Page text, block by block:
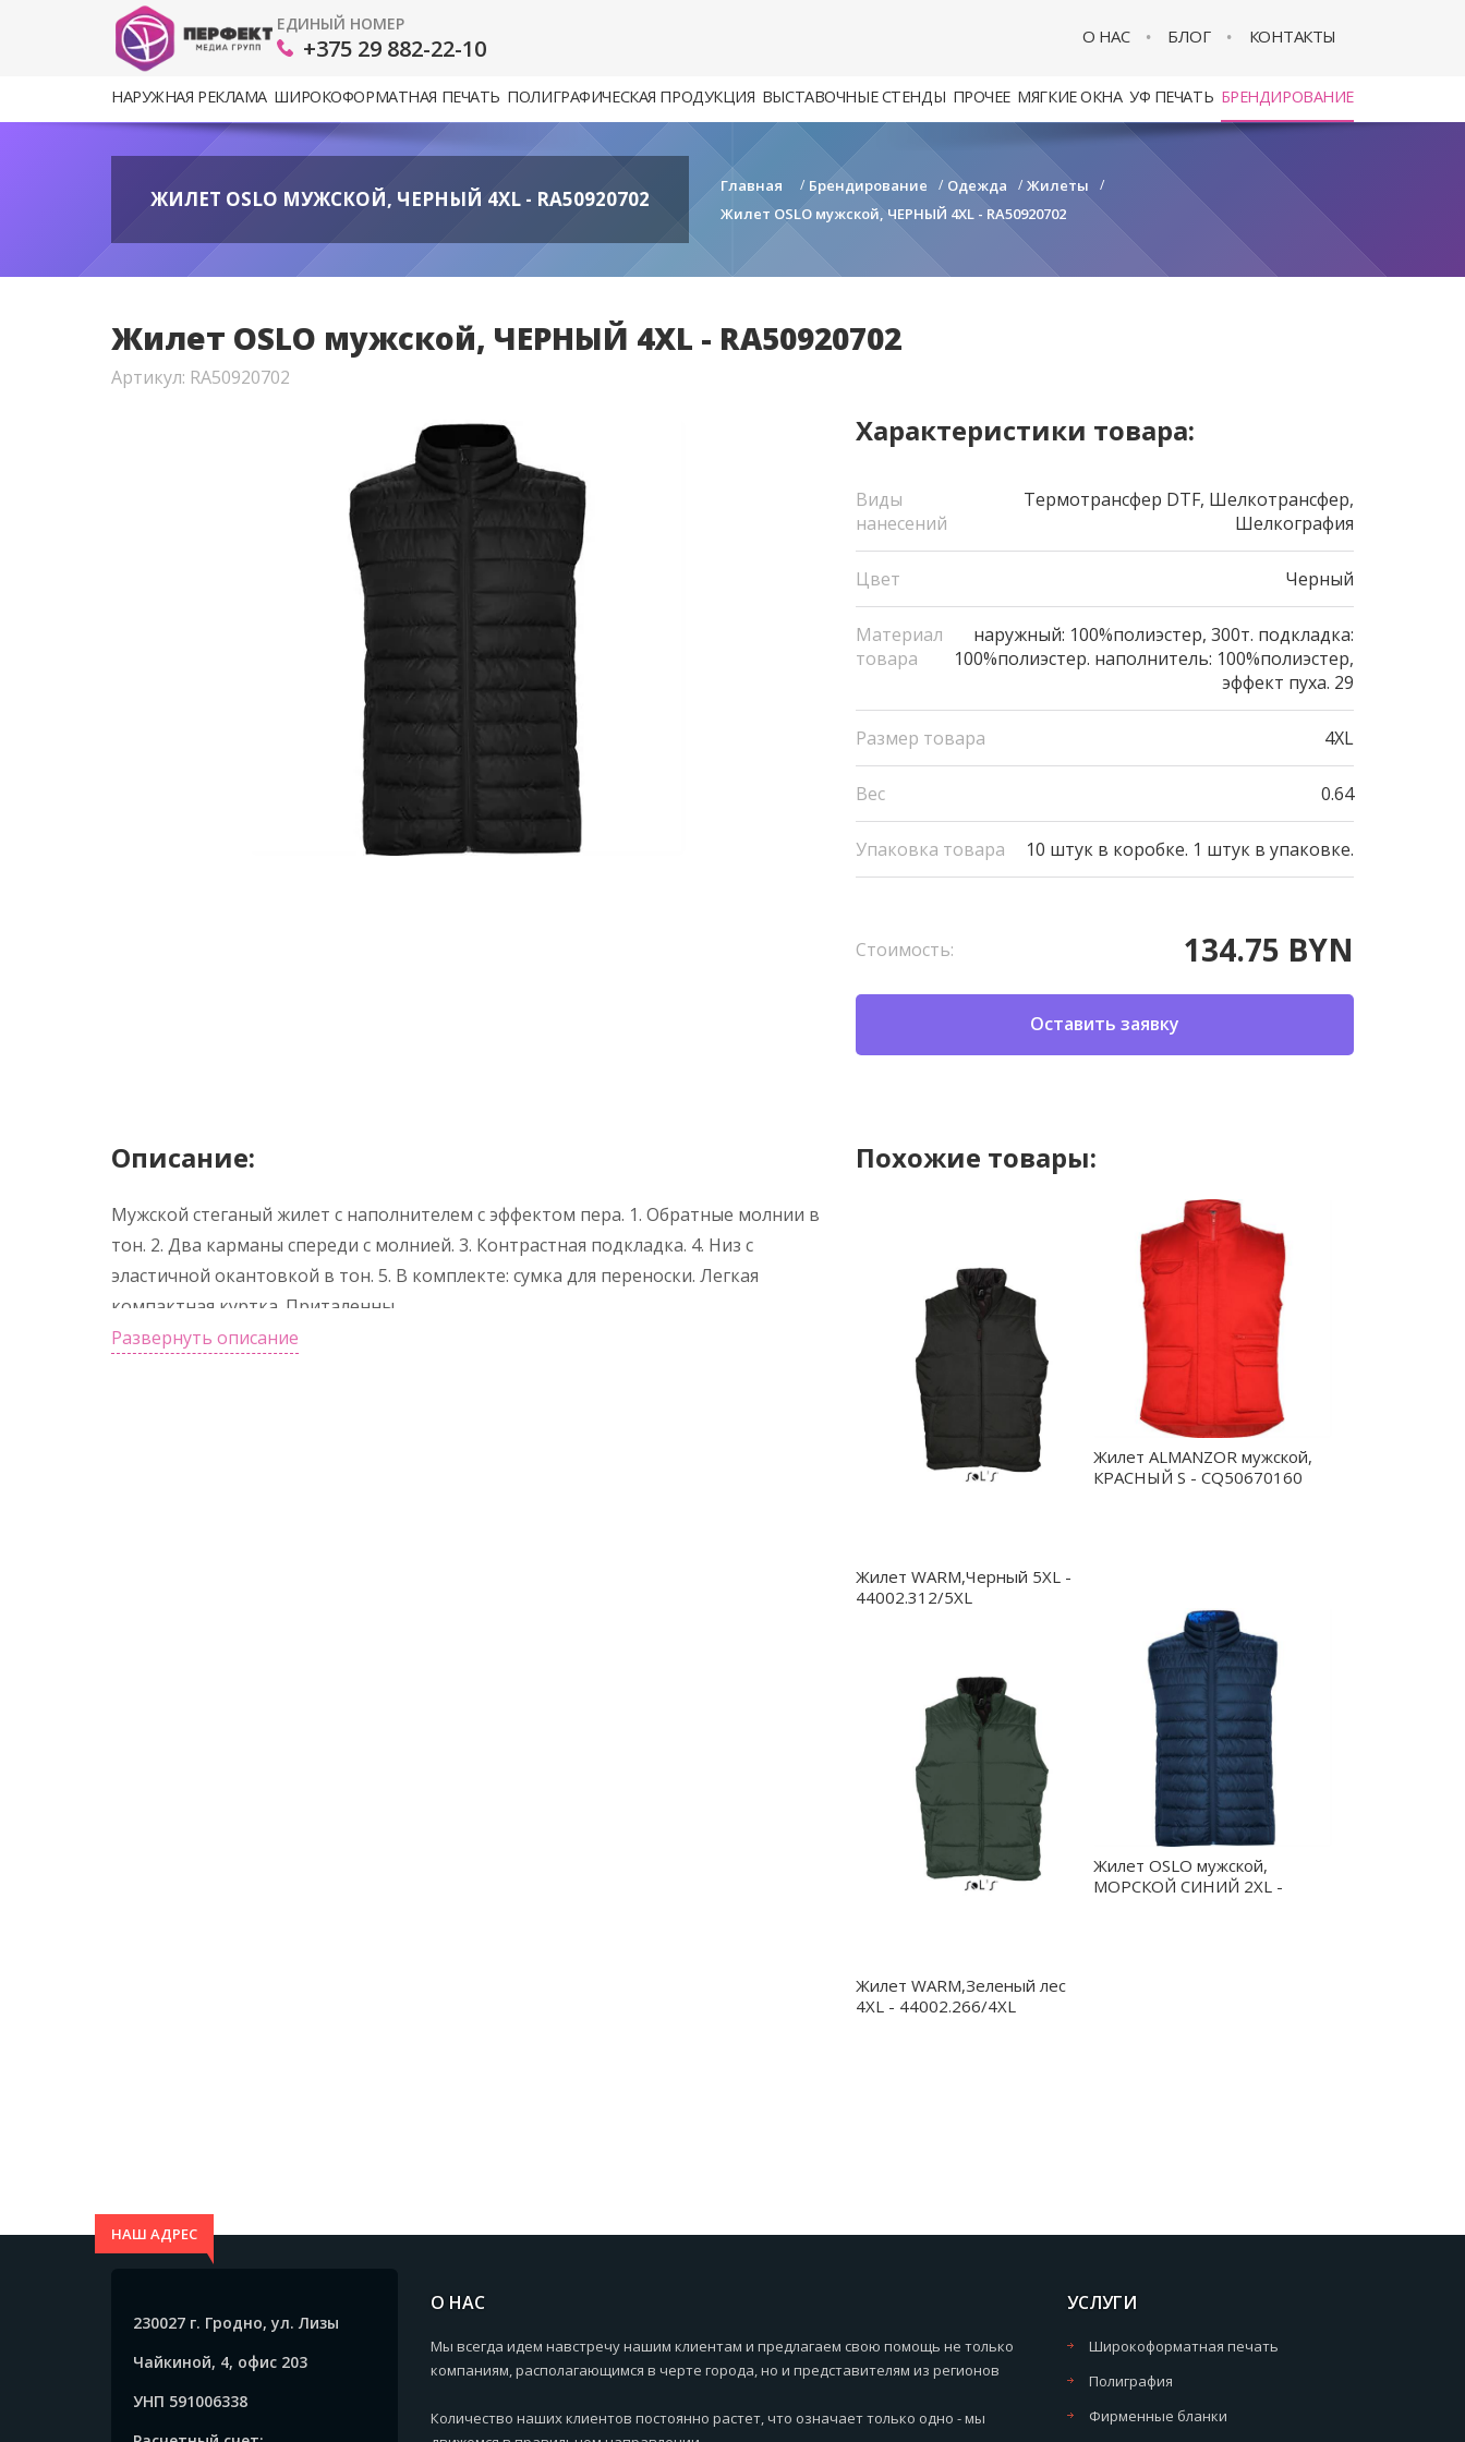
ЕДИНЫЙ НОМЕР
+375 29 882-22-10 О НАС БЛОГ КОНТАКТЫ
НАРУЖНАЯ РЕКЛАМА ШИРОКОФОРМАТНАЯ ПЕЧАТЬ ПОЛИГРАФИЧЕСКАЯ ПРОДУКЦИЯ ВЫСТАВОЧНЫЕ СТЕНДЫ ПРОЧЕЕ МЯГКИЕ ОКНА УФ ПЕЧАТЬ БРЕНДИРОВАНИЕ
ЖИЛЕТ OSLO МУЖСКОЙ, ЧЕРНЫЙ 4XL - RA50920702
Главная / Брендирование / Одежда / Жилеты /
Жилет OSLO мужской, ЧЕРНЫЙ 4XL - RA50920702
Жилет OSLO мужской, ЧЕРНЫЙ 4XL - RA50920702
Артикул: RA50920702
Характеристики товара:
Виды
нанесений
Термотрансфер DTF, Шелкотрансфер,
Шелкография
Цвет Черный
Материал
товара
наружный: 100%полиэстер, 300т. подкладка:
100%полиэстер. наполнитель: 100%полиэстер,
эффект пуха. 29
Размер товара 4XL
Вес 0.64
Упаковка товара 10 штук в коробке. 1 штук в упаковке.
Стоимость: 134.75 BYN
Оставить заявку
Описание:
Мужской стеганый жилет с наполнителем с эффектом пера. 1. Обратные молнии в
тон. 2. Два карманы спереди с молнией. 3. Контрастная подкладка. 4. Низ с
эластичной окантовкой в тон. 5. В комплекте: сумка для переноски. Легкая
компактная куртка. Приталенны
Развернуть описание
Похожие товары:
Жилет WARM,Черный 5XL -
44002.312/5XL
Жилет ALMANZOR мужской,
КРАСНЫЙ S - CQ50670160
Жилет WARM,Зеленый лес
4XL - 44002.266/4XL
Жилет OSLO мужской,
МОРСКОЙ СИНИЙ 2XL -
НАШ АДРЕС
230027 г. Гродно, ул. Лизы
Чайкиной, 4, офис 203
УНП 591006338
О НАС
Мы всегда идем навстречу нашим клиентам и предлагаем свою помощь не только
компаниям, располагающимся в черте города, но и представителям из регионов
Количество наших клиентов постоянно растет, что означает только одно - мы
УСЛУГИ
Широкоформатная печать
Полиграфия
Фирменные бланки